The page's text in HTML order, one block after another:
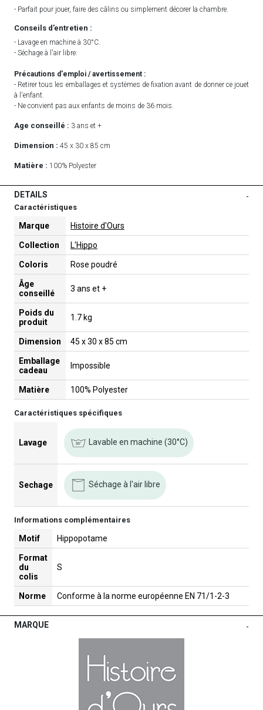
- Parfait pour jouer, faire des câlins ou simplement décorer la chambre.
Conseils d’entretien :
- Lavage en machine à 30°C.
- Séchage à l'air libre.
Précautions d'emploi / avertissement :
- Retirer tous les emballages et systèmes de fixation avant de donner ce jouet
à l'enfant.
- Ne convient pas aux enfants de moins de 36 mois.
Age conseillé : 3 ans et +
Dimension : 45 x 30 x 85 cm
Matière : 100% Polyester
DETAILS -
Caractéristiques
Marque Histoire d'Ours
Collection L'Hippo
Coloris Rose poudré
Âge
conseillé
3 ans et +
Poids du
produit
1.7 kg
Dimension 45 x 30 x 85 cm
Emballage
cadeau
Impossible
Matière 100% Polyester
Caractéristiques spécifiques
Lavage Lavable en machine (30°C)
Sechage Séchage à l'air libre
Informations complémentaires
Motif Hippopotame
Format
du
colis
S
Norme Conforme à la norme européenne EN 71/1-2-3
MARQUE -